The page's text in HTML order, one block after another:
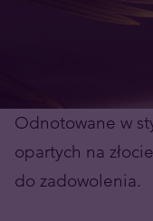
Odnotowane w
opartych na
do zadowolenia.